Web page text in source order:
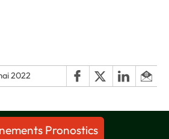
2022
Pronostics